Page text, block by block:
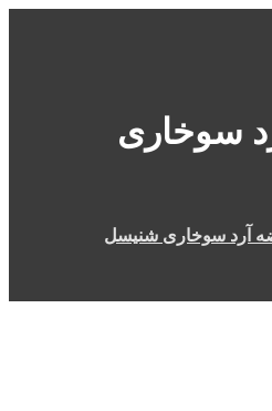
سوخاری
آرد سوخاری شنیسل